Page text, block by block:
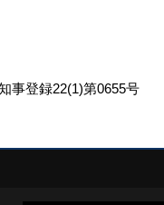
事登録22(1)第0655号